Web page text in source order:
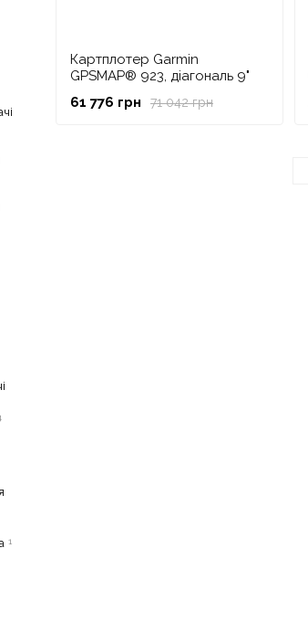
Картплотер Garmin
GPSMAP® 923, діагональ 9"
71 042 грн
61 776 грн
1